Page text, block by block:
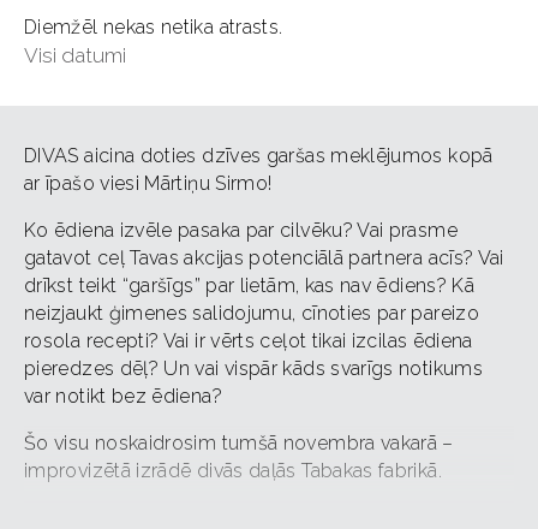
Diemžēl nekas netika atrasts.
Visi datumi
DIVAS aicina doties dzīves garšas meklējumos kopā
ar īpašo viesi Mārtiņu Sirmo!
Ko ēdiena izvēle pasaka par cilvēku? Vai prasme
gatavot ceļ Tavas akcijas potenciālā partnera acīs? Vai
drīkst teikt “garšīgs” par lietām, kas nav ēdiens? Kā
neizjaukt ģimenes salidojumu, cīnoties par pareizo
rosola recepti? Vai ir vērts ceļot tikai izcilas ēdiena
pieredzes dēļ? Un vai vispār kāds svarīgs notikums
var notikt bez ēdiena?
Šo visu noskaidrosim tumšā novembra vakarā –
improvizētā izrādē divās daļās Tabakas fabrikā.